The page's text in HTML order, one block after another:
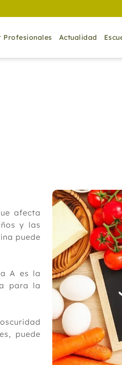
Profesionales Actualidad
afecta
y las
puede
A es la
para la
puede